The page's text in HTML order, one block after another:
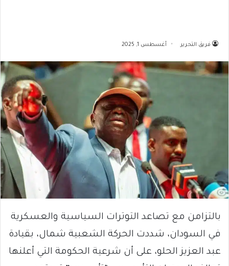
فريق التحرير أغسطس 1, 2025
بالتزامن مع تصاعد التوترات السياسية والعسكرية
في السودان، شددت الحركة الشعبية شمال، بقيادة
عبد العزيز الحلو، على أن شرعية الحكومة التي أعلنها